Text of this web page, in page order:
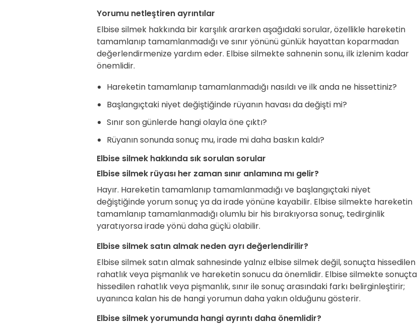
Yorumu netleştiren ayrıntılar
Elbise silmek hakkında bir karşılık ararken aşağıdaki sorular, özellikle hareketin
tamamlanıp tamamlanmadığı ve sınır yönünü günlük hayattan koparmadan
değerlendirmenize yardım eder. Elbise silmekte sahnenin sonu, ilk izlenim kadar
önemlidir.
Hareketin tamamlanıp tamamlanmadığı nasıldı ve ilk anda ne hissettiniz?
Başlangıçtaki niyet değiştiğinde rüyanın havası da değişti mi?
Sınır son günlerde hangi olayla öne çıktı?
Rüyanın sonunda sonuç mu, irade mi daha baskın kaldı?
Elbise silmek hakkında sık sorulan sorular
Elbise silmek rüyası her zaman sınır anlamına mı gelir?
Hayır. Hareketin tamamlanıp tamamlanmadığı ve başlangıçtaki niyet
değiştiğinde yorum sonuç ya da irade yönüne kayabilir. Elbise silmekte hareketin
tamamlanıp tamamlanmadığı olumlu bir his bırakıyorsa sonuç, tedirginlik
yaratıyorsa irade yönü daha güçlü olabilir.
Elbise silmek satın almak neden ayrı değerlendirilir?
Elbise silmek satın almak sahnesinde yalnız elbise silmek değil, sonuçta hissedilen
rahatlık veya pişmanlık ve hareketin sonucu da önemlidir. Elbise silmekte sonuçta
hissedilen rahatlık veya pişmanlık, sınır ile sonuç arasındaki farkı belirginleştirir;
uyanınca kalan his de hangi yorumun daha yakın olduğunu gösterir.
Elbise silmek yorumunda hangi ayrıntı daha önemlidir?